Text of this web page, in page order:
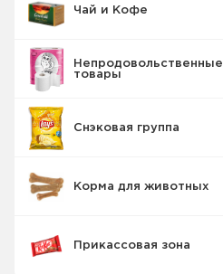
Чай и Кофе
Непродовольственные
товары
Снэковая группа
Корма для животных
Прикассовая зона